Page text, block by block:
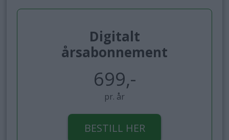
Digitalt
årsabonnement
699,-
pr. år
BESTILL HER